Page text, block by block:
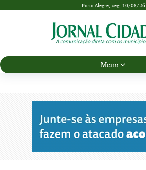
Porto Alegre, seg, 10/08/26
Menu